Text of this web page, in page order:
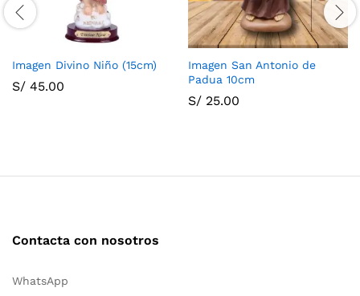
Imagen Divino Niño (15cm)
S/ 45.00
Imagen San Antonio de
Padua 10cm
S/ 25.00
Contacta con nosotros
WhatsApp